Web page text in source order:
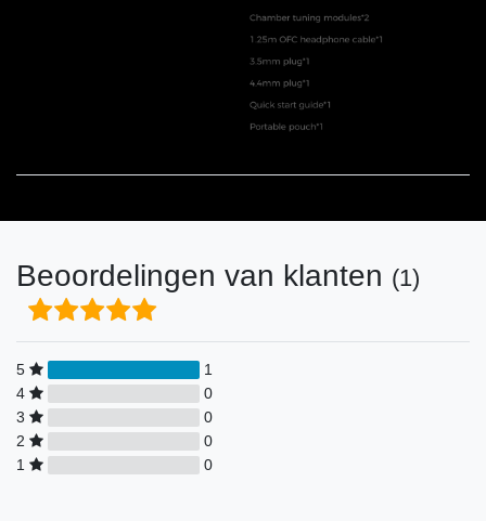
Beoordelingen van klanten (1)
5
1
4
0
3
0
2
0
1
0